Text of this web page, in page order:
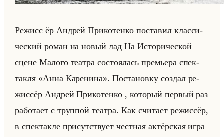
Ре­жисс ёр Ан­дрей При­ко­тен­ко по­ста­вил клас­си­
че­ский роман на новый лад На Ис­то­ри­че­ской
сцене Ма­ло­го те­ат­ра со­сто­ялась пре­мье­ра спек­
так­ля «Анна Каренина». По­ста­нов­ку со­здал ре­
жис­сёр Ан­дрей При­ко­тен­ко , ко­то­рый пер­вый раз
ра­бо­та­ет с труп­пой те­ат­ра. Как счи­та­ет ре­жис­сёр,
в спек­так­ле при­сут­ству­ет чест­ная ак­тёр­ская игра